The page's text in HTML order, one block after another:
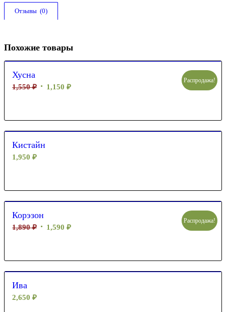
Отзывы  (0)
Похожие товары
Хусна
1,550₽ 1,150 ₽
Распродажа!
Кистайн
1,950 ₽
Корэзон
1,890₽ 1,590 ₽
Распродажа!
Ива
2,650 ₽